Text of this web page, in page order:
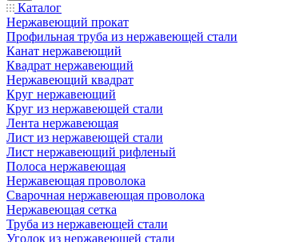
Каталог
Нержавеющий прокат
Профильная труба из нержавеющей стали
Канат нержавеющий
Квадрат нержавеющий
Нержавеющий квадрат
Круг нержавеющий
Круг из нержавеющей стали
Лента нержавеющая
Лист из нержавеющей стали
Лист нержавеющий рифленый
Полоса нержавеющая
Нержавеющая проволока
Сварочная нержавеющая проволока
Нержавеющая сетка
Труба из нержавеющей стали
Уголок из нержавеющей стали